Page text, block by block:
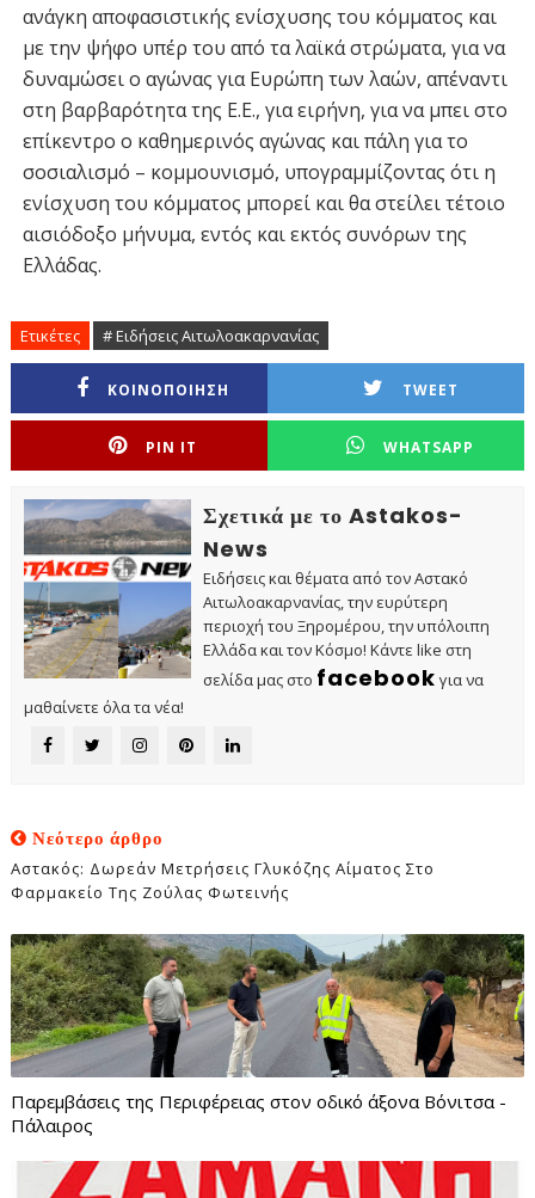
ανάγκη αποφασιστικής ενίσχυσης του κόμματος και
με την ψήφο υπέρ του από τα λαϊκά στρώματα, για να
δυναμώσει ο αγώνας για Ευρώπη των λαών, απέναντι
στη βαρβαρότητα της Ε.Ε., για ειρήνη, για να μπει στο
επίκεντρο ο καθημερινός αγώνας και πάλη για το
σοσιαλισμό – κομμουνισμό, υπογραμμίζοντας ότι η
ενίσχυση του κόμματος μπορεί και θα στείλει τέτοιο
αισιόδοξο μήνυμα, εντός και εκτός συνόρων της
Ελλάδας.
Ετικέτες # Ειδήσεις Αιτωλοακαρνανίας
ΚΟΙΝΟΠΟΙΗΣΗ TWEET
PIN IT WHATSAPP
Σχετικά με το Astakos-
News
Ειδήσεις και θέματα από τον Αστακό
Αιτωλοακαρνανίας, την ευρύτερη
περιοχή του Ξηρομέρου, την υπόλοιπη
Ελλάδα και τον Κόσμο! Κάντε like στη
σελίδα μας στο facebook για να
μαθαίνετε όλα τα νέα!
Νεότερο άρθρο
Αστακός: Δωρεάν Μετρήσεις Γλυκόζης Αίματος Στο
Φαρμακείο Της Ζούλας Φωτεινής
Παρεμβάσεις της Περιφέρειας στον οδικό άξονα Βόνιτσα -
Πάλαιρος